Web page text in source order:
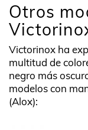
Otros
Victorinox ha
multitud de
negro más
modelos con
(Alox):